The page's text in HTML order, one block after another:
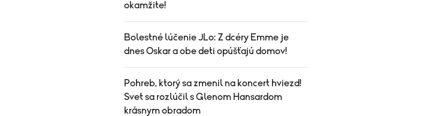
okamžite!
Bolestné lúčenie JLo: Z dcéry Emme je
dnes Oskar a obe deti opúšťajú domov!
Pohreb, ktorý sa zmenil na koncert hviezd!
Svet sa rozlúčil s Glenom Hansardom
krásnym obradom